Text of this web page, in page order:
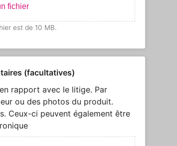
fichier
est de 10 MB.
(facultatives)
rapport avec le litige. Par
ou des photos du produit.
Ceux-ci peuvent également être